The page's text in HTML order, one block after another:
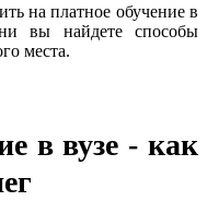
на платное обучение в
вы найдете способы
места.
в вузе - как